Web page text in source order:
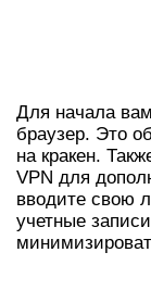
Для начала
браузер. Это
на кракен.
VPN для
вводите свою
учетные